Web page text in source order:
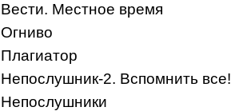
Вести. Местное время
Огниво
Плагиатор
Непослушник-2. Вспомнить все!
Непослушники